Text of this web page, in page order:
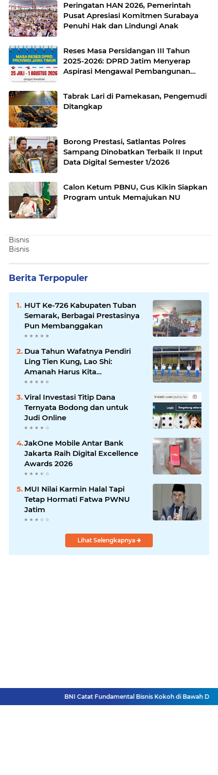
Peringatan HAN 2026, Pemerintah
Pusat Apresiasi Komitmen Surabaya
Penuhi Hak dan Lindungi Anak
Reses Masa Persidangan III Tahun
2025-2026: DPRD Jatim Menyerap
Aspirasi Mengawal Pembangunan
Tabrak Lari di Pamekasan, Pengemudi
Ditangkap
Borong Prestasi, Satlantas Polres
Sampang Dinobatkan Terbaik II Input
Data Digital Semester 1/2026
Calon Ketum PBNU, Gus Kikin Siapkan
Program untuk Memajukan NU
Bisnis
Bisnis
Berita Terpopuler
HUT Ke-726 Kabupaten Tuban
Semarak, Berbagai Prestasinya
Pun Membanggakan
Dua Tahun Wafatnya Pendiri
Ling Tien Kung, Lao Shi:
Amanah Harus Kita
Laksanakan!
Viral Investasi Titip Dana
Ternyata Bodong dan untuk
Judi Online
JakOne Mobile Antar Bank
Jakarta Raih Digital Excellence
Awards 2026
MUI Nilai Karmin Halal Tapi
Tetap Hormati Fatwa PWNU
Jatim
Lihat Selengkapnya
BNI Catat Fundamental Bisnis Kokoh di Bawah